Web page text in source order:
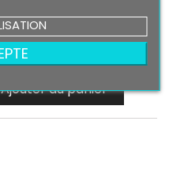
Ajouter au panier